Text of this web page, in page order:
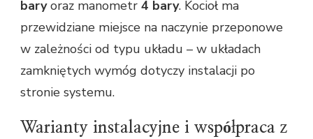
baryoraz manometr 4 bary. Kocioł ma
przewidziane miejsce na naczynie przeponowe
w zależności od typu układu – w układach
zamkniętych wymóg dotyczy instalacji po
stronie systemu.
Warianty instalacyjne i współpraca z